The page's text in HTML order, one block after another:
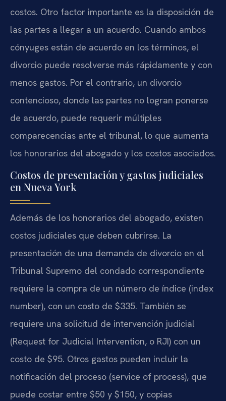
costos. Otro factor importante es la disposición de
las partes a llegar a un acuerdo. Cuando ambos
cónyuges están de acuerdo en los términos, el
divorcio puede resolverse más rápidamente y con
menos gastos. Por el contrario, un divorcio
contencioso, donde las partes no logran ponerse
de acuerdo, puede requerir múltiples
comparecencias ante el tribunal, lo que aumenta
los honorarios del abogado y los costos asociados.
Costos de presentación y gastos judiciales
en Nueva York
Además de los honorarios del abogado, existen
costos judiciales que deben cubrirse. La
presentación de una demanda de divorcio en el
Tribunal Supremo del condado correspondiente
requiere la compra de un número de índice (index
number), con un costo de $335. También se
requiere una solicitud de intervención judicial
(Request for Judicial Intervention, o RJI) con un
costo de $95. Otros gastos pueden incluir la
notificación del proceso (service of process), que
puede costar entre $50 y $150, y copias